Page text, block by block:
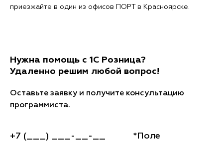
приезжайте в один из офисов ПОРТ в Красноярске.
Нужна помощь с 1С Розница?
Удаленно решим любой вопрос!
Оставьте заявку и получите консультацию
программиста.
*Поле